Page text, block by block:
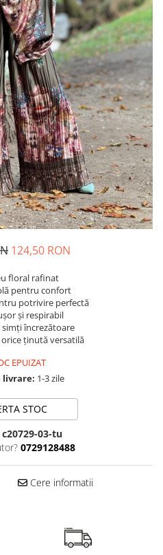
124,50 RON
floral rafinat
pentru confort
potrivire perfectă
și respirabil
simți încrezătoare
ținută versatilă
EPUIZAT
livrare: 1-3 zile
STOC
c20729-03-tu
0729128488
Cere informatii